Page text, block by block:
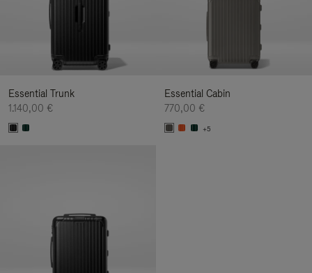
Essential Trunk
1.140,00 €
Essential Cabin
770,00 €
+5